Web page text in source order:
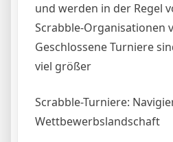
und werden in der Regel
Scrabble-Organisationen
Geschlossene Turniere
viel größer
Scrabble-Turniere:
Wettbewerbslandschaft